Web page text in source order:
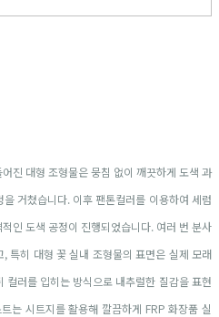
진 대형 조형물은 뭉침 없이 깨끗하게 도색 과
거쳤습니다. 이후 팬톤컬러를 이용하여 세럼
인 도색 공정이 진행되었습니다. 여러 번 분사
특히 대형 꽃 실내 조형물의 표면은 실제 모래
러를 입히는 방식으로 내추럴한 질감을 표현
는 시트지를 활용해 깔끔하게 FRP 화장품 실